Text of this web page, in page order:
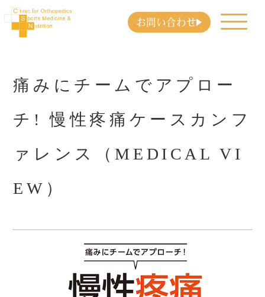
お問い合わせ
痛みにチームでアプロー
チ! 慢性疼痛ケースカンフ
ァレンス（MEDICAL VI
EW）